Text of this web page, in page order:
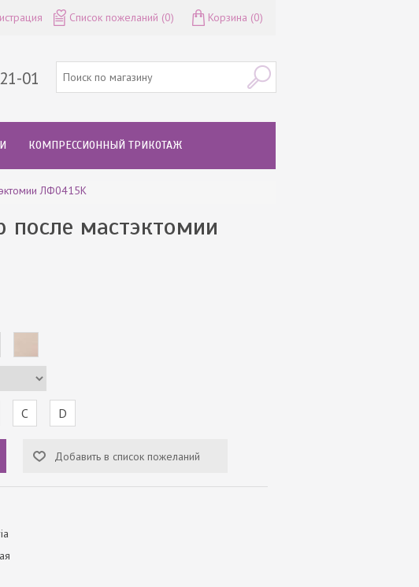
Список пожеланий (0) Корзина (0)
01
КОМПРЕССИОННЫЙ ТРИКОТАЖ
ЛФ0415К
после мастэктомии
C D